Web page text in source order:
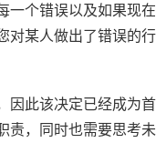
个错误以及如果现
某人做出了错误的
此该决定已经成为
，同时也需要思考